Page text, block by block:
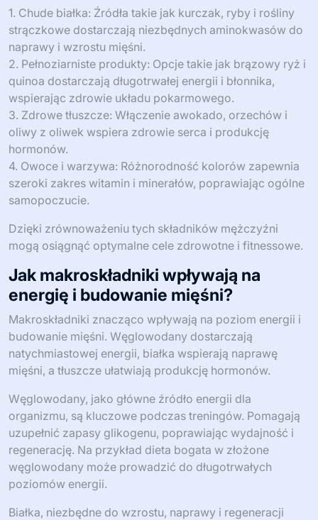
1. Chude białka: Źródła takie jak kurczak, ryby i rośliny
strączkowe dostarczają niezbędnych aminokwasów do
naprawy i wzrostu mięśni.
2. Pełnoziarniste produkty: Opcje takie jak brązowy ryż i
quinoa dostarczają długotrwałej energii i błonnika,
wspierając zdrowie układu pokarmowego.
3. Zdrowe tłuszcze: Włączenie awokado, orzechów i
oliwy z oliwek wspiera zdrowie serca i produkcję
hormonów.
4. Owoce i warzywa: Różnorodność kolorów zapewnia
szeroki zakres witamin i minerałów, poprawiając ogólne
samopoczucie.
Dzięki zrównoważeniu tych składników mężczyźni
mogą osiągnąć optymalne cele zdrowotne i fitnessowe.
Jak makroskładniki wpływają na
energię i budowanie mięśni?
Makroskładniki znacząco wpływają na poziom energii i
budowanie mięśni. Węglowodany dostarczają
natychmiastowej energii, białka wspierają naprawę
mięśni, a tłuszcze ułatwiają produkcję hormonów.
Węglowodany, jako główne źródło energii dla
organizmu, są kluczowe podczas treningów. Pomagają
uzupełnić zapasy glikogenu, poprawiając wydajność i
regenerację. Na przykład dieta bogata w złożone
węglowodany może prowadzić do długotrwałych
poziomów energii.
Białka, niezbędne do wzrostu, naprawy i regeneracji